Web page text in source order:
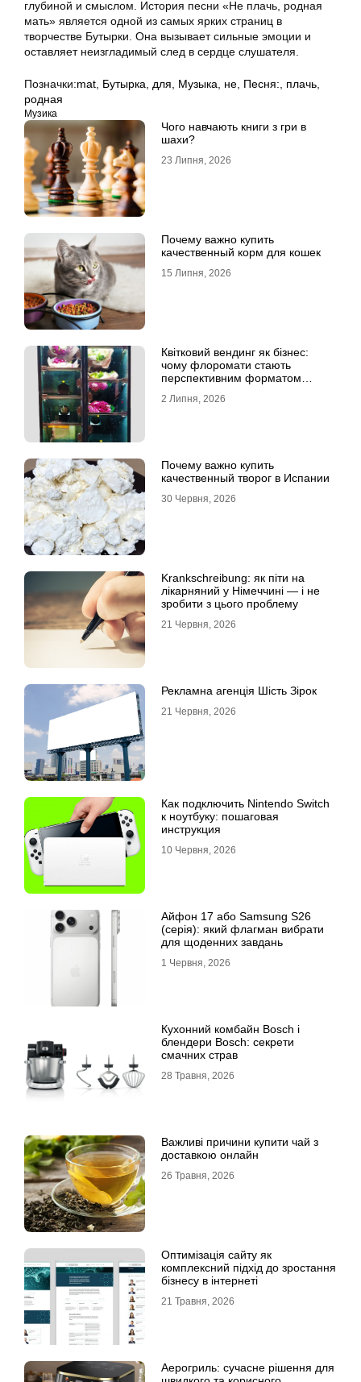
глубиной и смыслом. История песни «Не плачь, родная
мать» является одной из самых ярких страниц в
творчестве Бутырки. Она вызывает сильные эмоции и
оставляет неизгладимый след в сердце слушателя.
Позначки:mat Бутырка для Музыка не Песня: плачь
родная
Музика
Чого навчають книги з гри в
шахи?
23 Липня, 2026
Почему важно купить
качественный корм для кошек
15 Липня, 2026
Квітковий вендинг як бізнес:
чому флоромати стають
перспективним форматом
2 Липня, 2026
Почему важно купить
качественный творог в Испании
30 Червня, 2026
Krankschreibung: як піти на
лікарняний у Німеччині — і не
зробити з цього проблему
21 Червня, 2026
Рекламна агенція Шість Зірок
21 Червня, 2026
Как подключить Nintendo Switch
к ноутбуку: пошаговая
инструкция
10 Червня, 2026
Айфон 17 або Samsung S26
(серія): який флагман вибрати
для щоденних завдань
1 Червня, 2026
Кухонний комбайн Bosch і
блендери Bosch: секрети
смачних страв
28 Травня, 2026
Важливі причини купити чай з
доставкою онлайн
26 Травня, 2026
Оптимізація сайту як
комплексний підхід до зростання
бізнесу в інтернеті
21 Травня, 2026
Аерогриль: сучасне рішення для